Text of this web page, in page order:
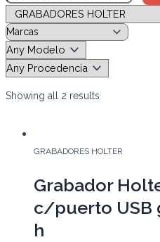
Showing all 2 results
GRABADORES HOLTER
Grabador
c/puerto USB
h